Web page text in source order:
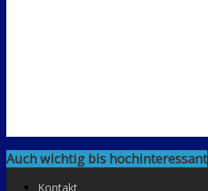
Auch wichtig bis hochinteressant
Kontakt